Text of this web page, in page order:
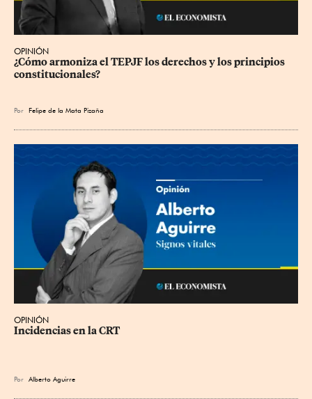
OPINIÓN
¿Cómo armoniza el TEPJF los derechos y los principios
constitucionales?
Por Felipe de la Mata Pizaña
OPINIÓN
Incidencias en la CRT
Por Alberto Aguirre